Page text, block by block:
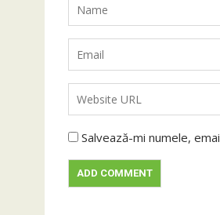
Salvează-mi numele,